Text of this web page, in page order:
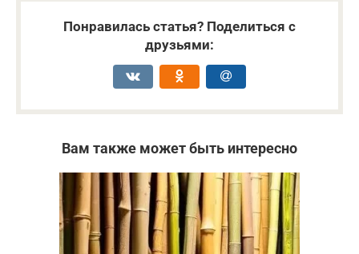
Понравилась статья? Поделиться с
друзьями:
Вам также может быть интересно